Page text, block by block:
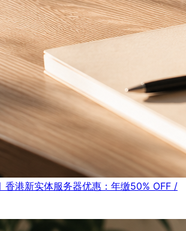
港新实体服务器优惠：年缴50% OFF /